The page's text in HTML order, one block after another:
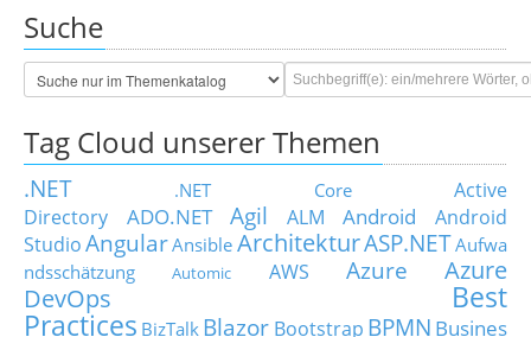
Suche
Tag Cloud unserer Themen
.NET .NET Core
Active
Directory
ADO.NET Agil ALM Android
Android
StudioAngularAnsible ArchitekturASP.NETAufwa
ndsschätzung
Automic AWS Azure
Azure
DevOps
Best
Practices BizTalk Blazor Bootstrap BPMN Busines